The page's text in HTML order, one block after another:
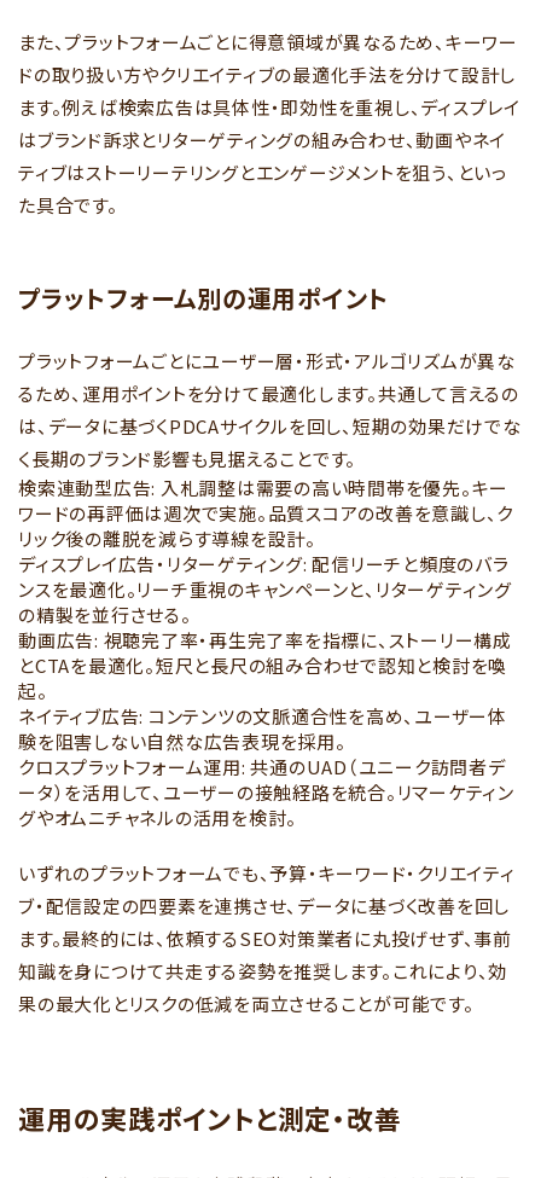
また、プラットフォームごとに得意領域が異なるため、キーワー
ドの取り扱い方やクリエイティブの最適化手法を分けて設計し
ます。例えば検索広告は具体性・即効性を重視し、ディスプレイ
はブランド訴求とリターゲティングの組み合わせ、動画やネイ
ティブはストーリーテリングとエンゲージメントを狙う、といっ
た具合です。
プラットフォーム別の運用ポイント
プラットフォームごとにユーザー層・形式・アルゴリズムが異な
るため、運用ポイントを分けて最適化します。共通して言えるの
は、データに基づくPDCAサイクルを回し、短期の効果だけでな
く長期のブランド影響も見据えることです。
検索連動型広告: 入札調整は需要の高い時間帯を優先。キー
ワードの再評価は週次で実施。品質スコアの改善を意識し、ク
リック後の離脱を減らす導線を設計。
ディスプレイ広告・リターゲティング: 配信リーチと頻度のバラ
ンスを最適化。リーチ重視のキャンペーンと、リターゲティング
の精製を並行させる。
動画広告: 視聴完了率・再生完了率を指標に、ストーリー構成
とCTAを最適化。短尺と長尺の組み合わせで認知と検討を喚
起。
ネイティブ広告: コンテンツの文脈適合性を高め、ユーザー体
験を阻害しない自然な広告表現を採用。
クロスプラットフォーム運用: 共通のUAD（ユニーク訪問者デ
ータ）を活用して、ユーザーの接触経路を統合。リマーケティン
グやオムニチャネルの活用を検討。
いずれのプラットフォームでも、予算・キーワード・クリエイティ
ブ・配信設定の四要素を連携させ、データに基づく改善を回し
ます。最終的には、依頼するSEO対策業者に丸投げせず、事前
知識を身につけて共走する姿勢を推奨します。これにより、効
果の最大化とリスクの低減を両立させることが可能です。
運用の実践ポイントと測定・改善